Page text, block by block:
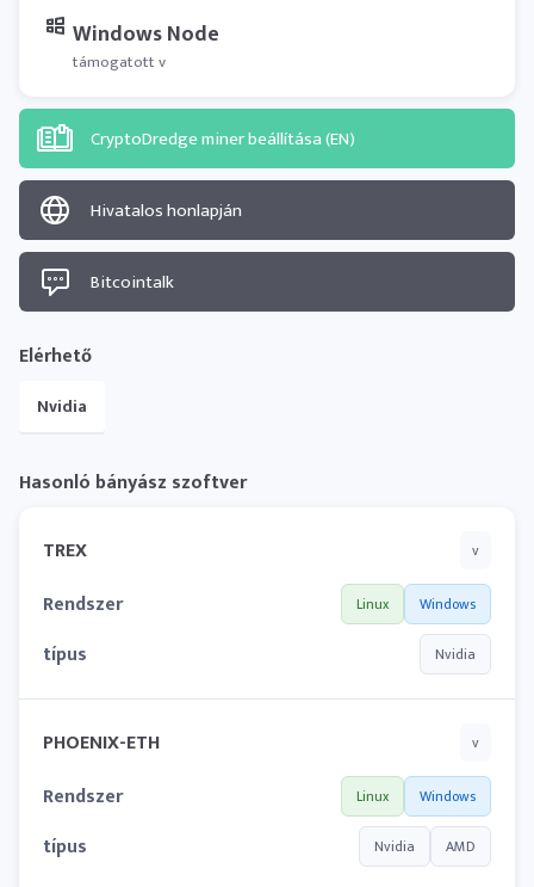
Windows Node
támogatott v
CryptoDredge miner beállítása (EN)
Hivatalos honlapján
Bitcointalk
Elérhető
Nvidia
Hasonló bányász ​​szoftver
TREX v
Rendszer Linux Windows
típus Nvidia
PHOENIX-ETH v
Rendszer Linux Windows
típus Nvidia AMD